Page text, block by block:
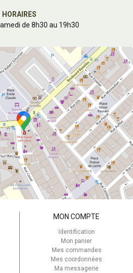
HORAIRES
de 8h30 au 19h30
MON COMPTE
Identification
Mon panier
Mes commandes
Mes coordonnées
Ma messagerie